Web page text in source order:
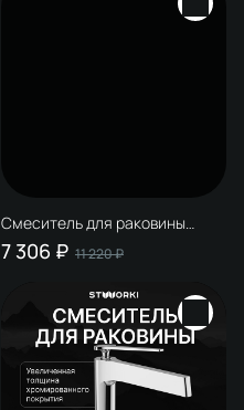
Смеситель для раковины
STWORKI Аулум S06010BG
матовый черный, матовое
001BK матовый черный
7 306 ₽ 11 220 ₽